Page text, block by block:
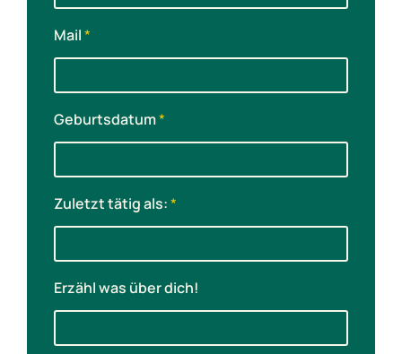
Mail*
Geburtsdatum*
Zuletzt tätig als:*
Erzähl was über dich!